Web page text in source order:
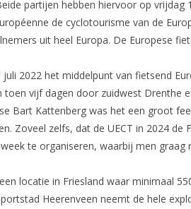
partijen hebben hiervoor op
de cyclotourisme van de
uit heel Europa. De Europese
juli 2022 het middelpunt van fietsend
toen vijf dagen door zuidwest Drenthe
Bart Kattenberg was het een groot
Zoveel zelfs, dat de UECT in 2024
te organiseren, waarbij men
locatie in Friesland waar minimaal
Heerenveen neemt de hele